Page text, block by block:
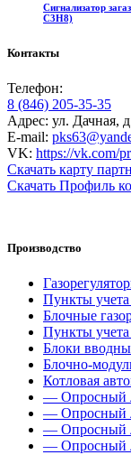
Сигнализатор
С3Н8)
Контакты
Телефон:
8 (846) 205-35-35
Адрес: ул. Дачная,
E-mail:
VK: https://vk.com/
Скачать карту
Скачать Профиль
Производство
Пункты
Блочные
Пункты
Блоки
Блочно-
Котловая
— Опросный
— Опросный
— Опросный
— Опросный